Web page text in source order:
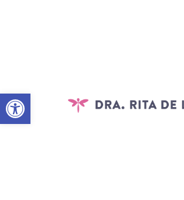
Abrir barra de herramientas